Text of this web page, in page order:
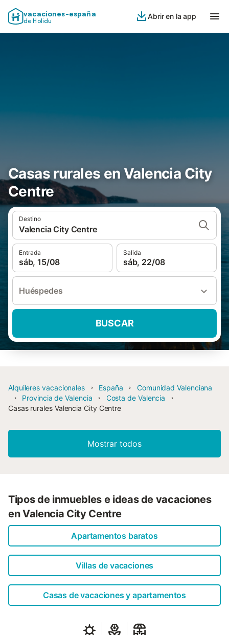
vacaciones-españa
de Holidu
Abrir en la app
Casas rurales en Valencia City
Centre
Destino
Valencia City Centre
Entrada
sáb, 15/08
Salida
sáb, 22/08
Huéspedes
BUSCAR
Alquileres vacacionales España
Comunidad Valenciana
Provincia de Valencia
Costa de Valencia
Casas rurales Valencia City Centre
Mostrar todos
Tipos de inmuebles e ideas de vacaciones
en Valencia City Centre
Apartamentos baratos
Villas de vacaciones
Casas de vacaciones y apartamentos